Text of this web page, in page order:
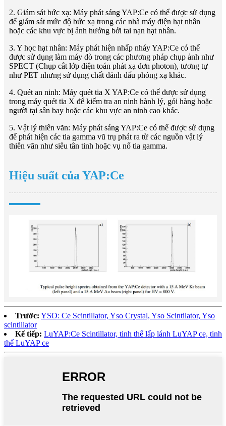
2. Giám sát bức xạ: Máy phát sáng YAP:Ce có thể được sử dụng
để giám sát mức độ bức xạ trong các nhà máy điện hạt nhân
hoặc các khu vực bị ảnh hưởng bởi tai nạn hạt nhân.
3. Y học hạt nhân: Máy phát hiện nhấp nháy YAP:Ce có thể
được sử dụng làm máy dò trong các phương pháp chụp ảnh như
SPECT (Chụp cắt lớp điện toán phát xạ đơn photon), tương tự
như PET nhưng sử dụng chất đánh dấu phóng xạ khác.
4. Quét an ninh: Máy quét tia X YAP:Ce có thể được sử dụng
trong máy quét tia X để kiểm tra an ninh hành lý, gói hàng hoặc
người tại sân bay hoặc các khu vực an ninh cao khác.
5. Vật lý thiên văn: Máy phát sáng YAP:Ce có thể được sử dụng
để phát hiện các tia gamma vũ trụ phát ra từ các nguồn vật lý
thiên văn như siêu tân tinh hoặc vụ nổ tia gamma.
Hiệu suất của YAP:Ce
Trước: YSO: Ce Scintillator, Yso Crystal, Yso Scintilator, Yso
scintillator
Kế tiếp: LuYAP:Ce Scintillator, tinh thể lấp lánh LuYAP ce, tinh
thể LuYAP ce